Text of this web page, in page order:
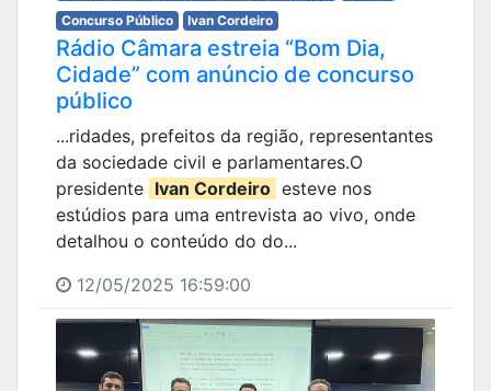
Concurso Público
Ivan Cordeiro
Rádio Câmara estreia “Bom Dia,
Cidade” com anúncio de concurso
público
...ridades, prefeitos da região, representantes
da sociedade civil e parlamentares.O
presidente Ivan Cordeiro esteve nos
estúdios para uma entrevista ao vivo, onde
detalhou o conteúdo do do...
12/05/2025 16:59:00